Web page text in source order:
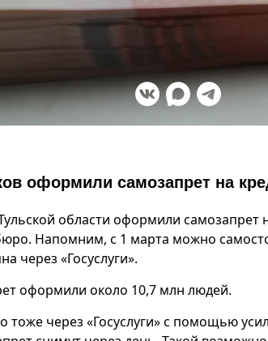
оформили самозапрет на
области оформили
Напомним, с 1 марта можно
через «Госуслуги».
оформили около 10,7 млн людей.
через «Госуслуги» с помощью